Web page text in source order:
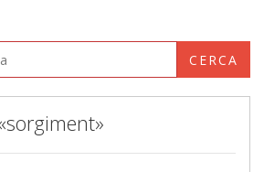
CERCA